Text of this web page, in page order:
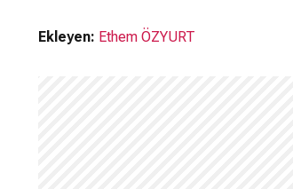
Ekleyen: Ethem ÖZYURT